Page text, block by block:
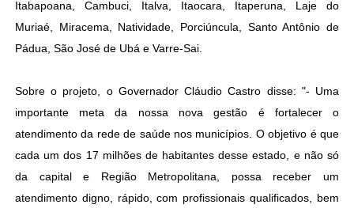
Itabapoana, Cambuci, Italva, Itaocara, Itaperuna, Laje do
Muriaé, Miracema, Natividade, Porciúncula, Santo Antônio de
Pádua, São José de Ubá e Varre-Sai.
Sobre o projeto, o Governador Cláudio Castro disse: "- Uma
importante meta da nossa nova gestão é fortalecer o
atendimento da rede de saúde nos municípios. O objetivo é que
cada um dos 17 milhões de habitantes desse estado, e não só
da capital e Região Metropolitana, possa receber um
atendimento digno, rápido, com profissionais qualificados, bem